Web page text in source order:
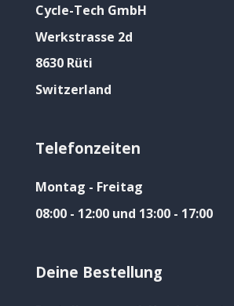
Cycle-Tech GmbH
Werkstrasse 2d
8630 Rüti
Switzerland
Telefonzeiten
Montag - Freitag
08:00 - 12:00 und 13:00 - 17:00
Deine Bestellung